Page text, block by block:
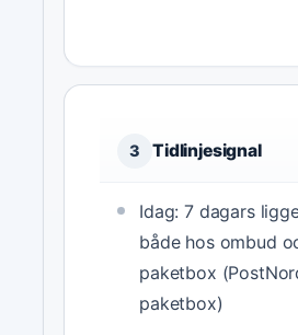
3 Tidlinjesignal
Idag: 7 dagars
både hos ombud
paketbox
paketbox)